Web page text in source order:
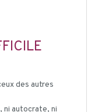
des autres
ni autocrate, ni